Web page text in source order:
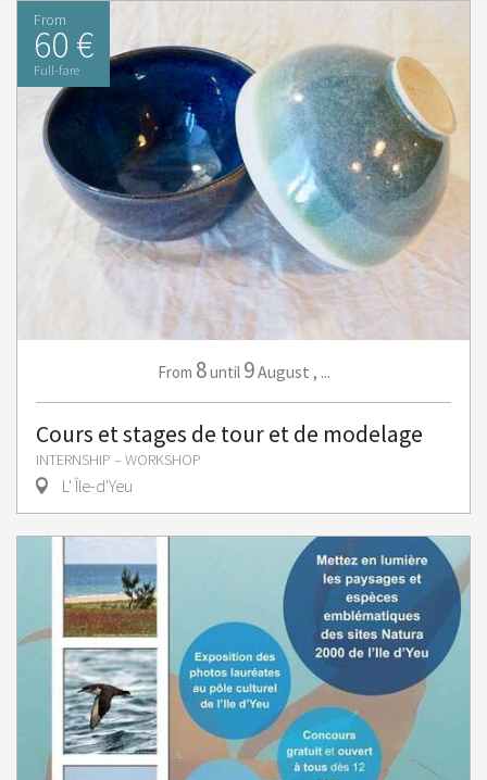
From
60 €
Full-fare
From 8until 9August , ...
Cours et stages de tour et de modelage
INTERNSHIP – WORKSHOP
L' Île-d'Yeu